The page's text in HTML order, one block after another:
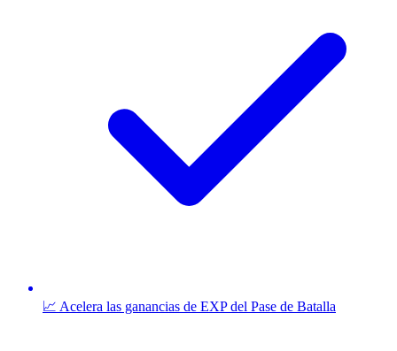
📈 Acelera las ganancias de EXP del Pase de Batalla